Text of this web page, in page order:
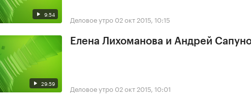
9:54 Деловое утро 02 окт 2015, 10:15
29:59
Елена Лихоманова и Андрей
Деловое утро 02 окт 2015, 10:01